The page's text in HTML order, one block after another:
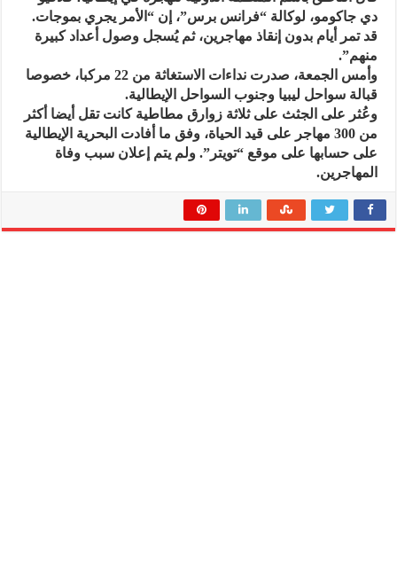
دي جاكومو، لوكالة “فرانس برس”، إن “الأمر يجري بموجات.
قد تمر أيام بدون إنقاذ مهاجرين، ثم يُسجل وصول أعداد كبيرة
منهم”.
وأمس الجمعة، صدرت نداءات الاستغاثة من 22 مركبا، خصوصا
قبالة سواحل ليبيا وجنوب السواحل الإيطالية.
وعُثر على الجثث على ثلاثة زوارق مطاطية كانت تقل أيضا أكثر
من 300 مهاجر على قيد الحياة، وفق ما أفادت البحرية الإيطالية
على حسابها على موقع “تويتر”. ولم يتم إعلان سبب وفاة
المهاجرين.